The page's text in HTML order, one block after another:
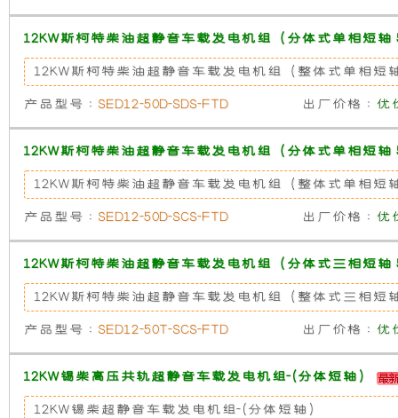
养
方
便，
所
有
的
超
静
音
个
装
置，
使
发
电
机
有
隔
12KW斯柯特柴油超静音车载发电机组（分体式单相短轴
12KW斯柯特柴油超静音车载发电机组（整体式单相短
产品型号 : SED12-50D-SDS-FTD 出厂价格 : 优
12KW斯柯特柴油超静音车载发电机组（分体式单相短轴
12KW斯柯特柴油超静音车载发电机组（整体式单相短
产品型号 : SED12-50D-SCS-FTD 出厂价格 : 优
12KW斯柯特柴油超静音车载发电机组（分体式三相短轴
12KW斯柯特柴油超静音车载发电机组（整体式三相短
产品型号 : SED12-50T-SCS-FTD 出厂价格 : 优
12KW锡柴高压共轨超静音车载发电机组-(分体短轴)
12KW锡柴超静音车载发电机组-(分体短轴)